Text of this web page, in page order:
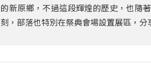
的新原鄉，不過這段輝煌的歷史，也隨
刻，部落也特別在祭典會場設置展區，分